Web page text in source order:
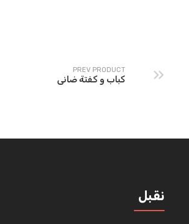
PREV PRODUCT
كباب و كفتة ضانى
نقبل